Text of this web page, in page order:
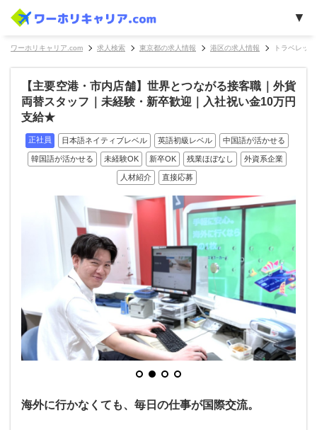
ワーホリキャリア.com 求人検索 東京都の求人情報 港区の求人情報 トラベレッ
【主要空港・市内店舗】世界とつながる接客職｜外貨
両替スタッフ｜未経験・新卒歓迎｜入社祝い金10万円
支給★
正社員 日本語ネイティブレベル 英語初級レベル 中国語が活かせる
韓国語が活かせる 未経験OK 新卒OK 残業ほぼなし 外資系企業
人材紹介 直接応募
海外に行かなくても、毎日の仕事が国際交流。